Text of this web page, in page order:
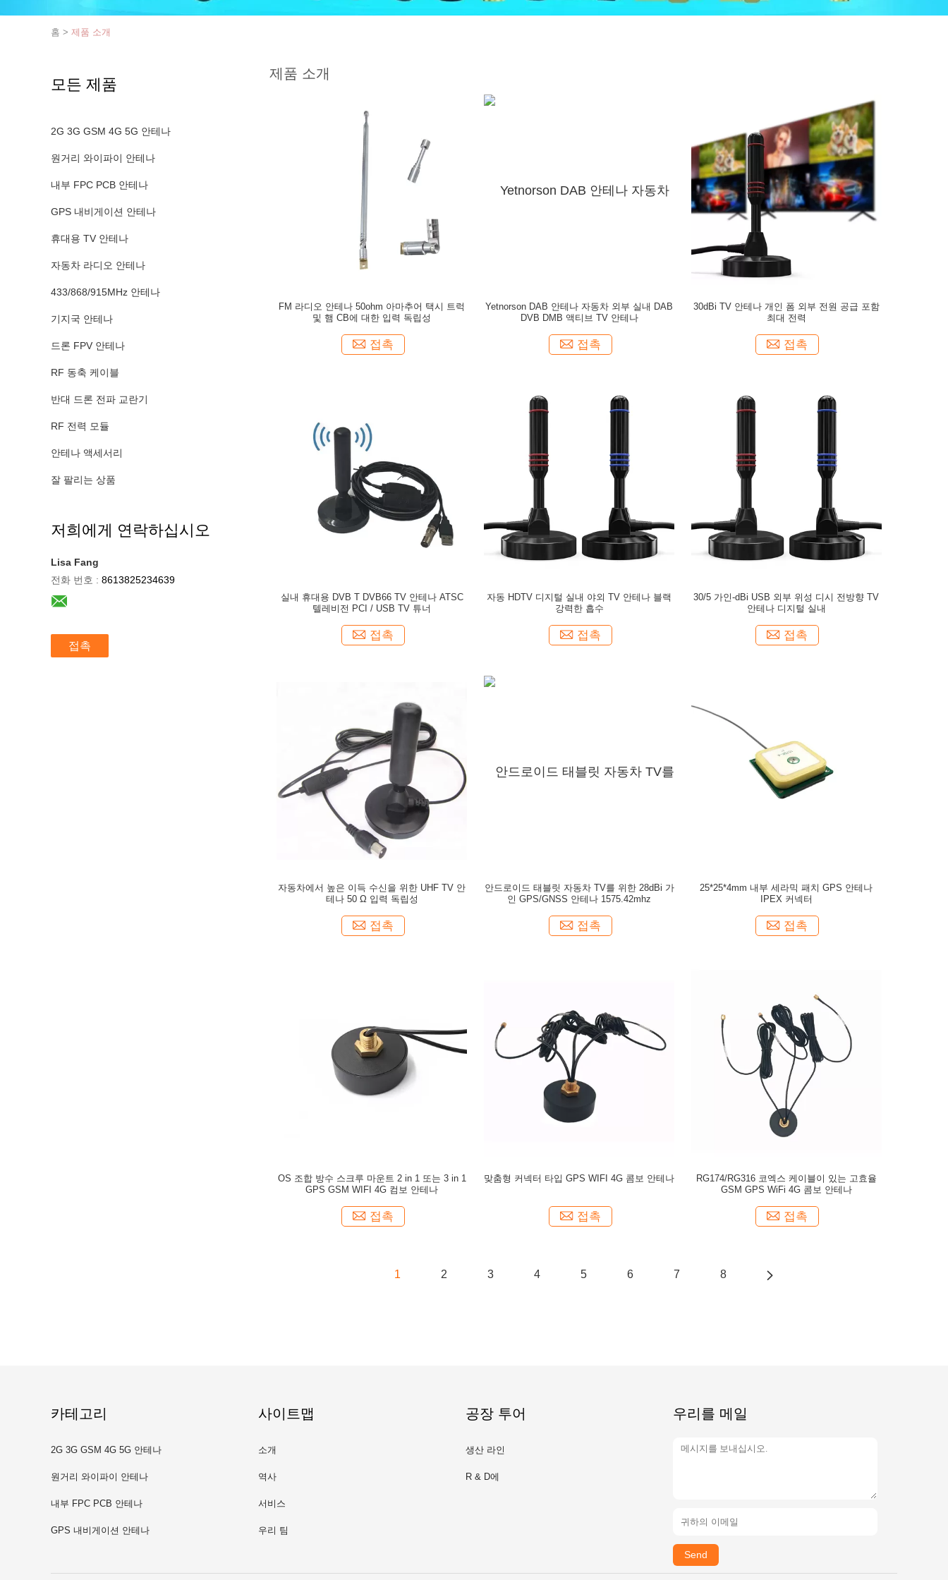
홈 > 제품 소개
모든 제품
2G 3G GSM 4G 5G 안테나
원거리 와이파이 안테나
내부 FPC PCB 안테나
GPS 내비게이션 안테나
휴대용 TV 안테나
자동차 라디오 안테나
433/868/915MHz 안테나
기지국 안테나
드론 FPV 안테나
RF 동축 케이블
반대 드론 전파 교란기
RF 전력 모듈
안테나 액세서리
잘 팔리는 상품
저희에게 연락하십시오
Lisa Fang
전화 번호 : 8613825234639
접촉
제품 소개
FM 라디오 안테나 50ohm 아마추어 택시 트럭
및 햄 CB에 대한 입력 독립성
접촉
Yetnorson DAB 안테나 자동차 외부 실내 DAB
DVB DMB 액티브 TV 안테나
접촉
30dBi TV 안테나 개인 폼 외부 전원 공급 포함
최대 전력
접촉
실내 휴대용 DVB T DVB66 TV 안테나 ATSC
텔레비전 PCI / USB TV 튜너
접촉
자동 HDTV 디지털 실내 야외 TV 안테나 블랙
강력한 흡수
접촉
30/5 가인-dBi USB 외부 위성 디시 전방향 TV
안테나 디지털 실내
접촉
자동차에서 높은 이득 수신을 위한 UHF TV 안
테나 50 Ω 입력 독립성
접촉
안드로이드 태블릿 자동차 TV를 위한 28dBi 가
인 GPS/GNSS 안테나 1575.42mhz
접촉
25*25*4mm 내부 세라믹 패치 GPS 안테나
IPEX 커넥터
접촉
OS 조합 방수 스크루 마운트 2 in 1 또는 3 in 1
GPS GSM WIFI 4G 컴보 안테나
접촉
맞춤형 커넥터 타입 GPS WIFI 4G 콤보 안테나
접촉
RG174/RG316 코엑스 케이블이 있는 고효율
GSM GPS WiFi 4G 콤보 안테나
접촉
1 2 3 4 5 6 7 8
카테고리
2G 3G GSM 4G 5G 안테나
원거리 와이파이 안테나
내부 FPC PCB 안테나
GPS 내비게이션 안테나
사이트맵
소개
역사
서비스
우리 팀
공장 투어
생산 라인
R & D에
우리를 메일
Send